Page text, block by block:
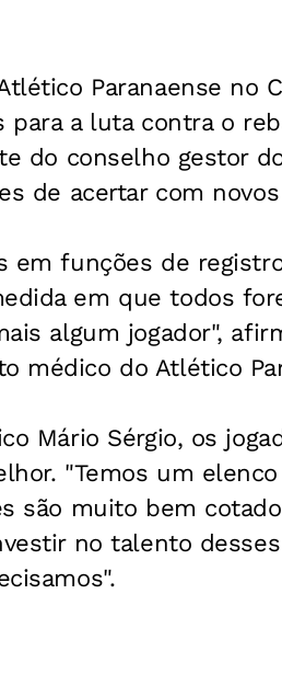
Paranaense no
a luta contra o
do conselho gestor
de acertar com
em funções de
em que todos
algum jogador",
médico do Atlético
Mário Sérgio, os
"Temos um
são muito bem
no talento